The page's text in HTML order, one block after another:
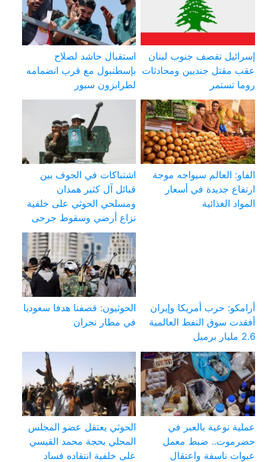
إسرائيل تقصف جنوب لبنان
عقب مقتل جنديين ومحادثات
روما تستمر
استقبال حاشد لصلاح
بإسطنبول مع قرب انضمامه
لطرابزون سبور
الفاو: العالم سيواجه موجة
ارتفاع جديدة في أسعار
المواد الغذائية
اشتباكات في الجوف بين
قبائل آل كثير همدان
ومسلحي الحوثي على خلفية
نزاع أرضي وسقوط جرحى
أرامكو: حرب أمريكا وإيران
أفقدت سوق النفط العالمية
2.6 مليار برميل
الحوثيون: قصفنا هدفا سعوديا
في مطار نجران
عملية نوعية بالعبر في
حضرموت.. ضبط معمل
عبوات ناسفة واعتقال
الحوثي يعتقل عضو المجلس
المحلي بحجة محمد القيسي
على خلفية انتقاده فساد